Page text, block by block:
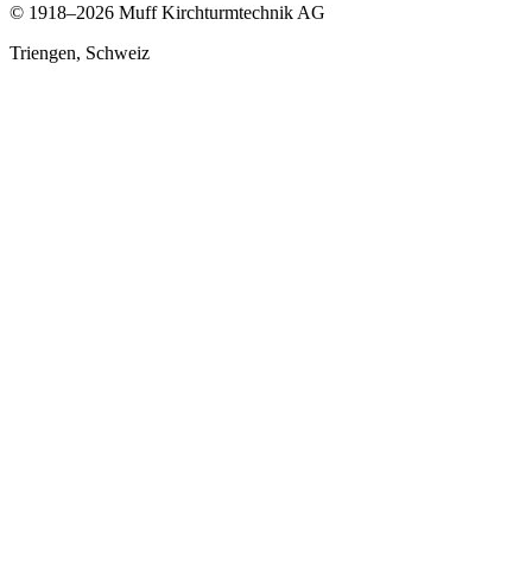
© 1918–2026 Muff Kirchturmtechnik AG
Triengen, Schweiz